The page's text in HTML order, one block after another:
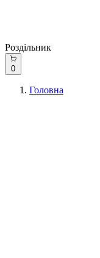
Роздільник
0
Головна